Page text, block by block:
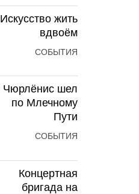
Искусство жить
вдвоём
СОБЫТИЯ
Чюрлёнис шел
по Млечному
Пути
СОБЫТИЯ
Концертная
бригада на